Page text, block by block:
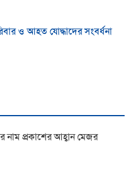
ও আহত যোদ্ধাদের সংবর্ধনা
নাম প্রকাশের আহ্বান মেজর